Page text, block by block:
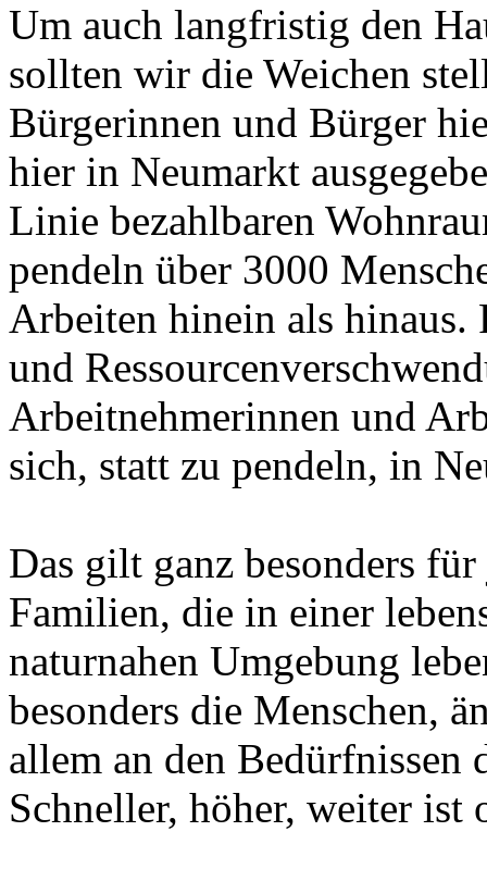
Um auch langfristig den
sollten wir die Weichen
Bürgerinnen und Bürger
hier in Neumarkt
Linie bezahlbaren
pendeln über 3000
Arbeiten hinein als hinaus.
und
Arbeitnehmerinnen und
sich, statt zu pendeln, in
Das gilt ganz besonders
Familien, die in einer
naturnahen Umgebung
besonders die Menschen,
allem an den Bedürfnissen
Schneller, höher, weiter